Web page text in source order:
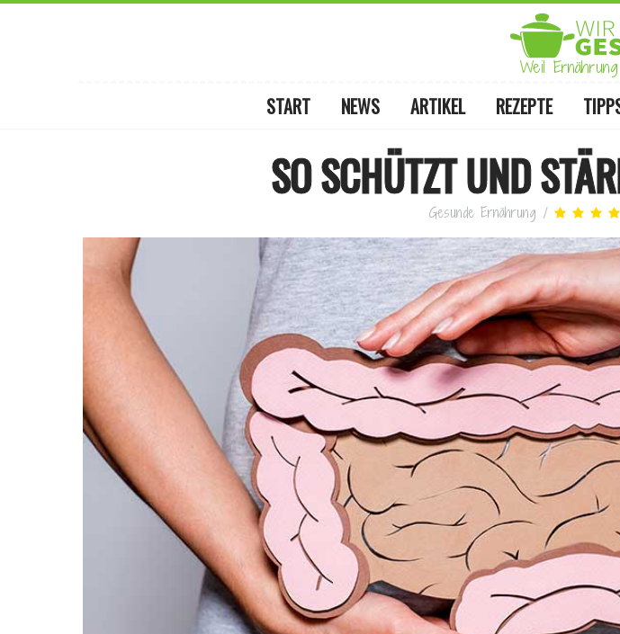
Weil
START NEWS ARTIKEL REZEPTE
SO SCHÜTZT UND
Gesunde Ernährung /